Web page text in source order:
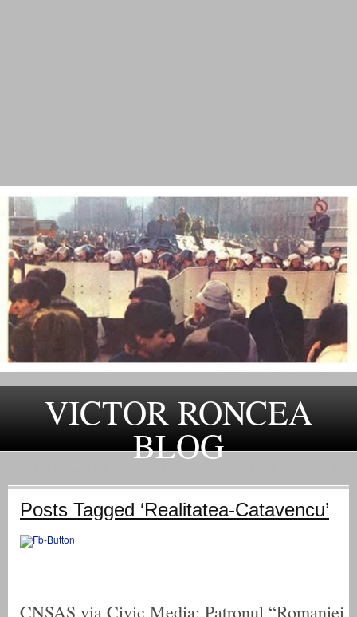
VICTOR RONCEA
BLOG
Posts Tagged ‘Realitatea-Catavencu’
CNSAS via Civic Media: Patronul “Romaniei